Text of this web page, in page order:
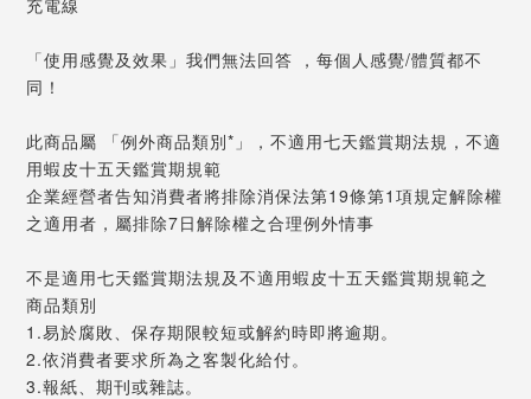
充電線
「使用感覺及效果」我們無法回答 ，每個人感覺/體質都不
同！
此商品屬 「例外商品類別*」，不適用七天鑑賞期法規，不適
用蝦皮十五天鑑賞期規範
企業經營者告知消費者將排除消保法第19條第1項規定解除權
之適用者，屬排除7日解除權之合理例外情事
不是適用七天鑑賞期法規及不適用蝦皮十五天鑑賞期規範之
商品類別
1.易於腐敗、保存期限較短或解約時即將逾期。
2.依消費者要求所為之客製化給付。
3.報紙、期刊或雜誌。